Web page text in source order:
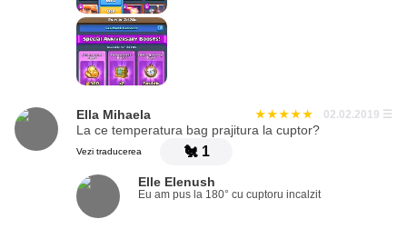
Ella Mihaela 02.02.2019 ☰
La ce temperatura bag prajitura la cuptor?
Vezi traducerea 🐔 1
Elle Elenush
Eu am pus la 180° cu cuptoru incalzit